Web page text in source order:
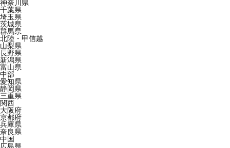
神奈川県
千葉県
埼玉県
茨城県
群馬県
北陸・甲信越
山梨県
長野県
新潟県
富山県
中部
愛知県
静岡県
三重県
関西
大阪府
京都府
兵庫県
奈良県
中国
広島県